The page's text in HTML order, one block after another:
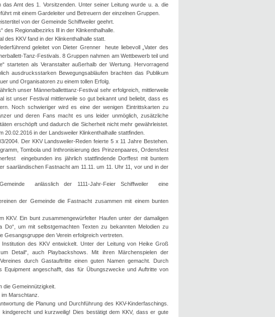
Amt des 1. Vorsitzenden. Unter seiner Leitung wurde u. a. die
mit einem Gardeleiter und Betreuern der einzelnen Gruppen.
von der Gemeinde Schiffweiler geehrt.
des Regionalbezirks Ill in der Klinkenthalhalle.
des KKV fand in der Klinkenthalhalle statt.
geleitet von Dieter Grenner heute liebevoll „Vater des
Tanz-Festivals. 8 Gruppen nahmen am Wettbewerb teil und
starteten als Veranstalter außerhalb der Wertung. Hervorragend
ausdrucksstarken Bewegungsabläufen brachten das Publikum
und Organisatoren zu einem tollen Erfolg.
unser Männerballetttanz-Festival sehr erfolgreich, mittlerweile
ist unser Festival mittlerweile so gut bekannt und beliebt, dass es
Noch schwieriger wird es eine der wenigen Eintrittskarten zu
und deren Fans macht es uns leider unmöglich, zusätzliche
erschöpft und dadurch die Sicherheit nicht mehr gewährleistet.
in der Landsweiler Klinkenthalhalle stattfinden.
Der KKV Landsweiler-Reden feierte 5 x 11 Jahre Bestehen.
Tombola und Inthronisierung des Prinzenpaares, Ordensfest
eingebunden ins jährlich stattfindende Dorffest mit buntem
Fastnacht am 11.11. um 11. Uhr 11, vor und in der
anlässlich der 1111-Jahr-Feier Schiffweiler eine
der Gemeinde die Fastnacht zusammen mit einem bunten
Ein bunt zusammengewürfelter Haufen unter der damaligen
um mit selbstgemachten Texten zu bekannten Melodien zu
Gesangsgruppe den Verein erfolgreich vertreten.
des KKV entwickelt. Unter der Leitung von Heike Groß
Detail“, auch Playbackshows. Mit ihren Märchenspielen der
durch Gastauftritte einen guten Namen gemacht. Durch
angeschafft, das für Übungszwecke und Auftritte von
die Gemeinnützigkeit.
Marschtanz.
die Planung und Durchführung des KKV-Kinderfaschings.
und kurzweilig! Dies bestätigt dem KKV, dass er gute